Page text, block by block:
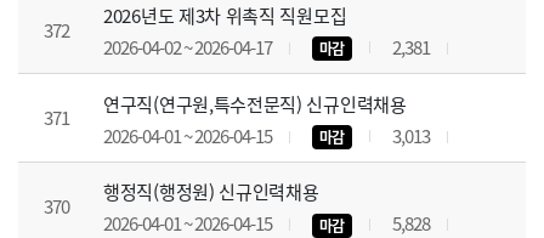
372
2026년도 제3차 위촉직 직원모집
2026-04-02 ~ 2026-04-17
마감 2,381
371
연구직(연구원,특수전문직) 신규인력채용
2026-04-01 ~ 2026-04-15
마감 3,013
370
행정직(행정원) 신규인력채용
2026-04-01 ~ 2026-04-15
마감 5,828